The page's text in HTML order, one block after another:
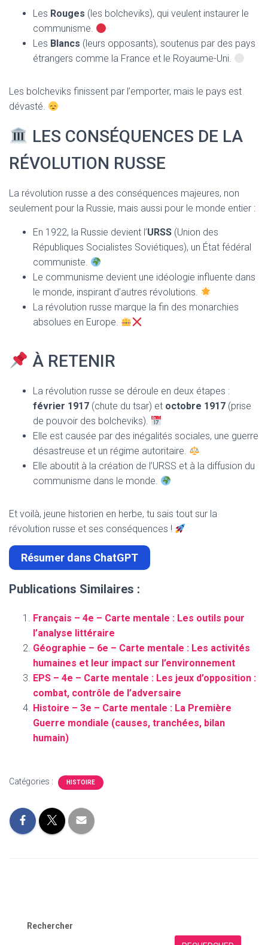
Les Rouges (les bolcheviks), qui veulent instaurer le
communisme.
Les Blancs (leurs opposants), soutenus par des pays
étrangers comme la France et le Royaume-Uni.
Les bolcheviks finissent par l’emporter, mais le pays est
dévasté.
LES CONSÉQUENCES DE LA
RÉVOLUTION RUSSE
La révolution russe a des conséquences majeures, non
seulement pour la Russie, mais aussi pour le monde entier :
En 1922, la Russie devient l’URSS (Union des
Républiques Socialistes Soviétiques), un État fédéral
communiste.
Le communisme devient une idéologie influente dans
le monde, inspirant d’autres révolutions.
La révolution russe marque la fin des monarchies
absolues en Europe.
À RETENIR
La révolution russe se déroule en deux étapes :
février 1917 (chute du tsar) et octobre 1917 (prise
de pouvoir des bolcheviks).
Elle est causée par des inégalités sociales, une guerre
désastreuse et un régime autoritaire.
Elle aboutit à la création de l’URSS et à la diffusion du
communisme dans le monde.
Et voilà, jeune historien en herbe, tu sais tout sur la
révolution russe et ses conséquences !
Résumer dans ChatGPT
Publications Similaires :
Français – 4e – Carte mentale : Les outils pour
l’analyse littéraire
Géographie – 6e – Carte mentale : Les activités
humaines et leur impact sur l’environnement
EPS – 4e – Carte mentale : Les jeux d’opposition :
combat, contrôle de l’adversaire
Histoire – 3e – Carte mentale : La Première
Guerre mondiale (causes, tranchées, bilan
humain)
Catégories : HISTOIRE
Rechercher